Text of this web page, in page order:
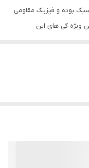
بوده و فیزیک مقاومی
ویژه گی های این
شود و یا تکیه داده
و بر خلاف نمونه های دیگر